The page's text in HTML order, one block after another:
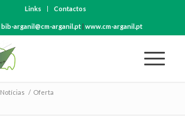
Links Contactos
bib-arganil@cm-arganil.pt| www.cm-arganil.pt
Notícias / Oferta